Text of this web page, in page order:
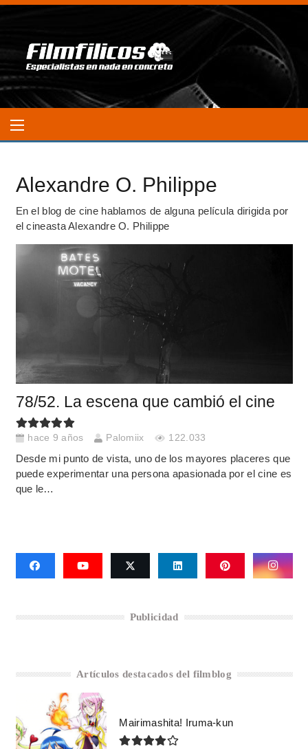
Alexandre O. Philippe
En el blog de cine hablamos de alguna película dirigida por
el cineasta Alexandre O. Philippe
78/52. La escena que cambió el cine
hace 9 años Palomiix 122.033
Desde mi punto de vista, uno de los mayores placeres que
puede experimentar una persona apasionada por el cine es
que le…
Publicidad
Artículos destacados del filmblog
Mairimashita! Iruma-kun